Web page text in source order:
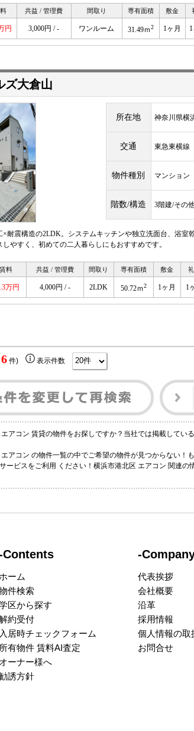
共益 / 管理費 間取り 専有面積 敷金
円 3,000円 / - ワンルーム 31.49ｍ2 1ヶ月
ズ大倉山
所在地 神奈川県横
交通 東急東横線
物件種別 マンション
階数/構造 3階建/その
×耐震構造の2LDK。システムキッチンや独立洗面台、浴
しやすく、初めての二人暮らしにもおすすめです。
賃料 共益 / 管理費 間取り 専有面積 敷金
万円 4,000円 / - 2LDK 50.72ｍ2 1ヶ月 1
6 件) 表示件数
アコン 賃貸の物件をお探しですか？当社では掲載してい
アコン の物件一覧の中でご希望の物件が見つからない！
ービスをご利用 ください！横浜市港北区 エアコン 関連の
Contents
ホーム
件検索
区から探す
約受付
入居時チェックフォーム
所有物件 賃料AI査定
オーナー様へ
誘方針
-
代表挨拶
会社概要
沿革
採用情報
個人情報の取
お問合せ